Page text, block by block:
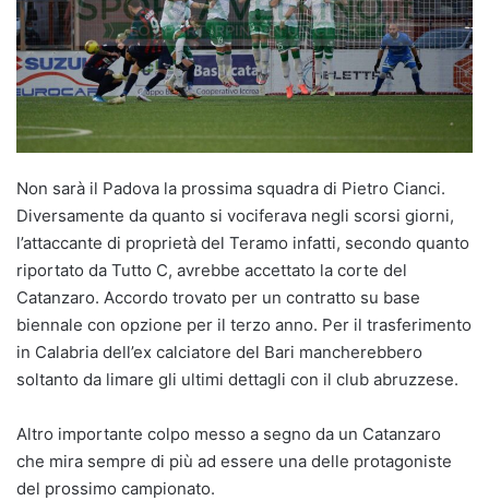
Non sarà il Padova la prossima squadra di Pietro Cianci.
Diversamente da quanto si vociferava negli scorsi giorni,
l’attaccante di proprietà del Teramo infatti, secondo quanto
riportato da Tutto C, avrebbe accettato la corte del
Catanzaro. Accordo trovato per un contratto su base
biennale con opzione per il terzo anno. Per il trasferimento
in Calabria dell’ex calciatore del Bari mancherebbero
soltanto da limare gli ultimi dettagli con il club abruzzese.
Altro importante colpo messo a segno da un Catanzaro
che mira sempre di più ad essere una delle protagoniste
del prossimo campionato.